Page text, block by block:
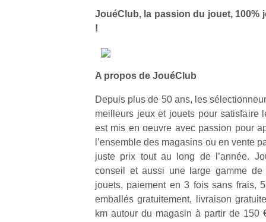
JouéClub, la passion du jouet, 100%
!
A propos de JouéClub
Depuis plus de 50 ans, les
meilleurs jeux et jouets pour satisfaire
est mis en oeuvre avec passion pour
l’ensemble des magasins ou en vente
juste prix tout au long de l’année.
conseil et aussi une large gamme de
jouets, paiement en 3 fois sans frais,
emballés gratuitement, livraison
km autour du magasin à partir de 150
physique
ou